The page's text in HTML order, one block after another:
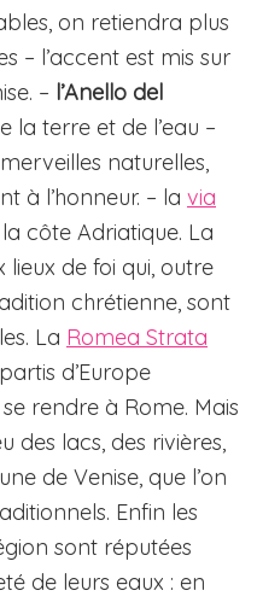
on retiendra plus
– l’accent est mis sur
– l’Anello del
la terre et de l’eau –
naturelles,
à l’honneur. – la via
côte Adriatique. La
de foi qui, outre
chrétienne, sont
La Romea Strata
d’Europe
rendre à Rome. Mais
des lacs, des rivières,
de Venise, que l’on
Enfin les
sont réputées
de leurs eaux : en